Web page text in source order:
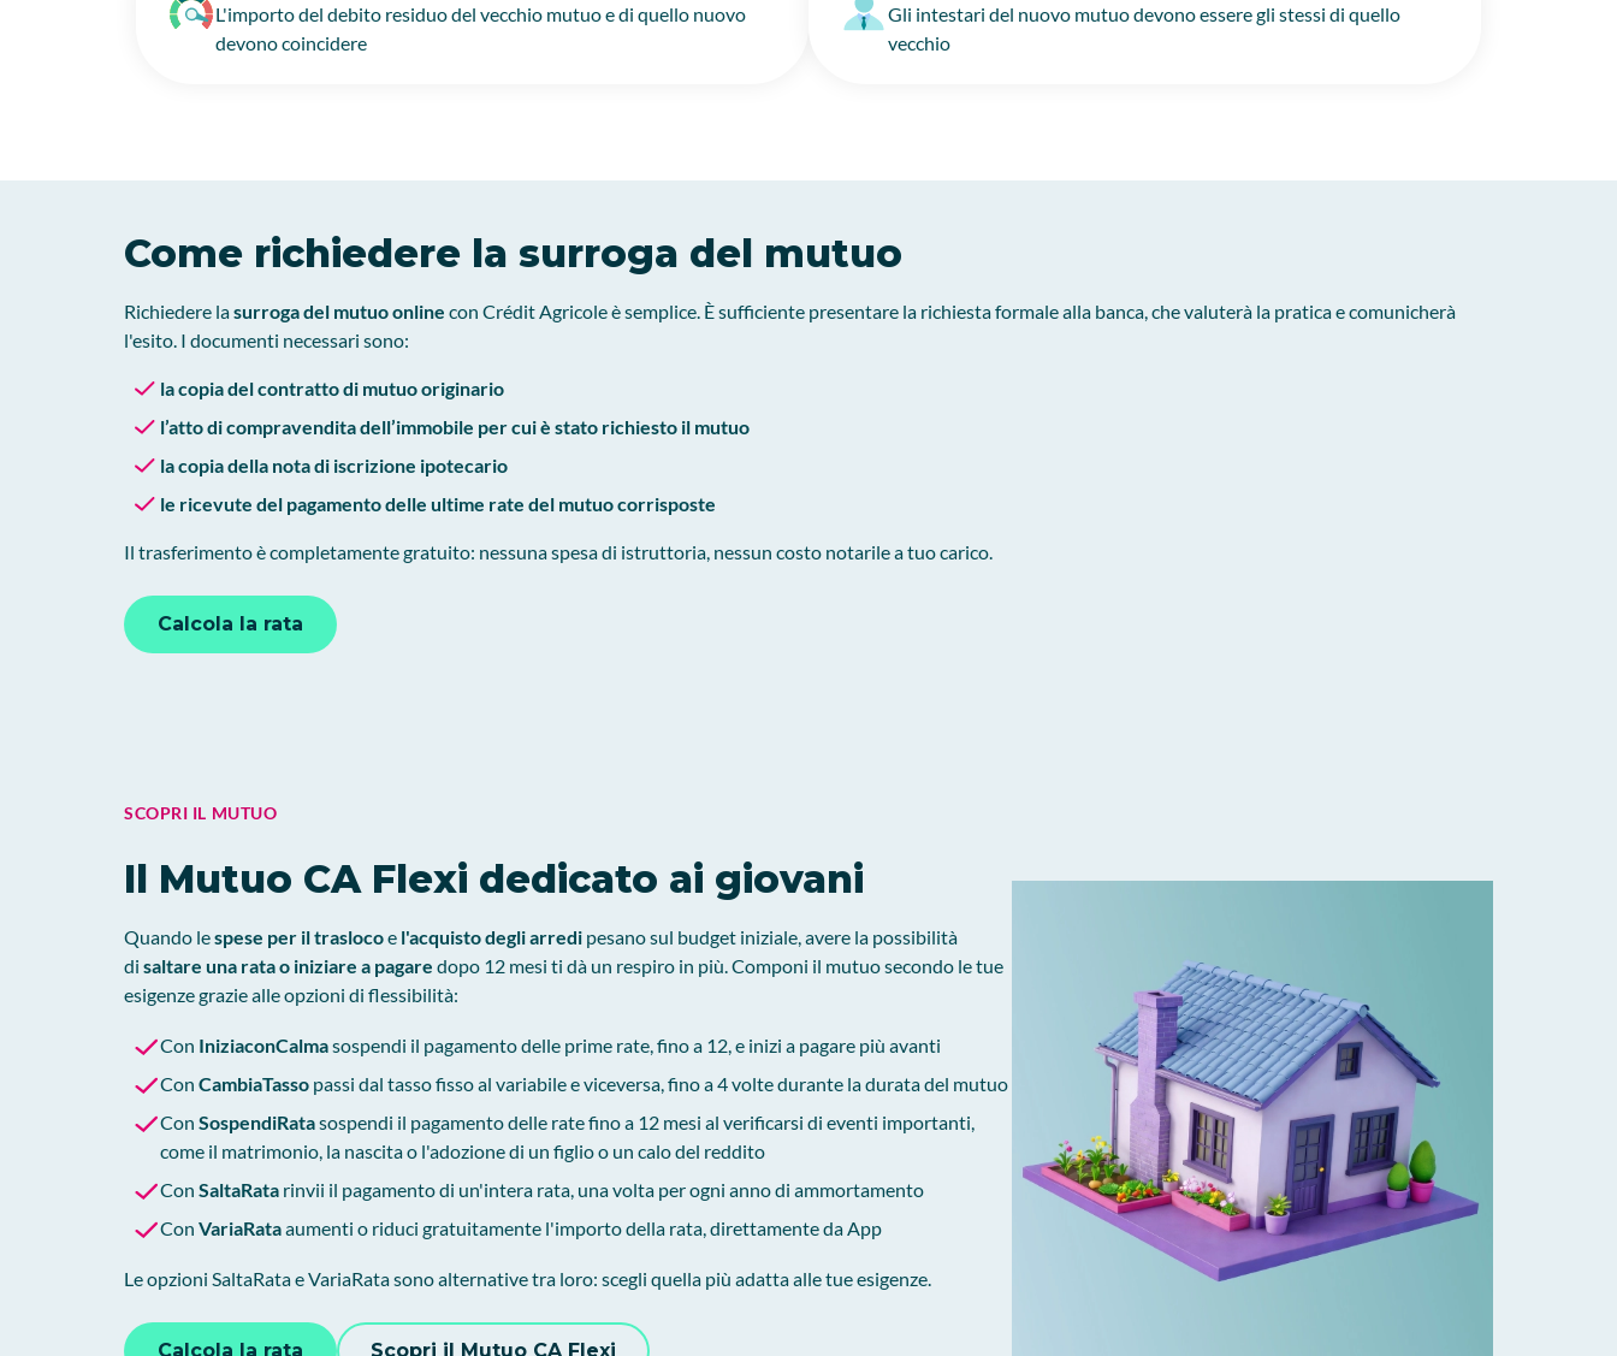
L'importo del debito residuo del vecchio mutuo e di quello nuovo
devono coincidere
Gli intestari del nuovo mutuo devono essere gli stessi di quello
vecchio
Come richiedere la surroga del mutuo
Richiedere lasurroga del mutuo online con Crédit Agricole è semplice. È sufficiente presentare la richiesta formale alla banca, che valuterà la pratica e comunicherà
l'esito. I documenti necessari sono:
la copia del contratto di mutuo originario
l’atto di compravendita dell’immobile per cui è stato richiesto il mutuo
la copia della nota di iscrizione ipotecario
le ricevute del pagamento delle ultime rate del mutuo corrisposte
Il trasferimento è completamente gratuito: nessuna spesa di istruttoria, nessun costo notarile a tuo carico.
Calcola la rata
SCOPRI IL MUTUO
Il Mutuo CA Flexi dedicato ai giovani
Quando lespese per il traslocoe l'acquisto degli arredi pesano sul budget iniziale, avere la possibilità
di saltare una rata o iniziare a pagare dopo 12 mesi ti dà un respiro in più. Componi il mutuo secondo le tue
esigenze grazie alle opzioni di flessibilità:
Con IniziaconCalmasospendi il pagamento delle prime rate, fino a 12, e inizi a pagare più avanti
Con CambiaTasso passi dal tasso fisso al variabile e viceversa, fino a 4 volte durante la durata del mutuo
Con SospendiRatasospendi il pagamento delle rate fino a 12 mesi al verificarsi di eventi importanti,
come il matrimonio, la nascita o l'adozione di un figlio o un calo del reddito
Con SaltaRata rinvii il pagamento di un'intera rata, una volta per ogni anno di ammortamento
Con VariaRataaumenti o riduci gratuitamente l'importo della rata, direttamente da App
Le opzioni SaltaRata e VariaRata sono alternative tra loro: scegli quella più adatta alle tue esigenze.
Calcola la rata Scopri il Mutuo CA Flexi